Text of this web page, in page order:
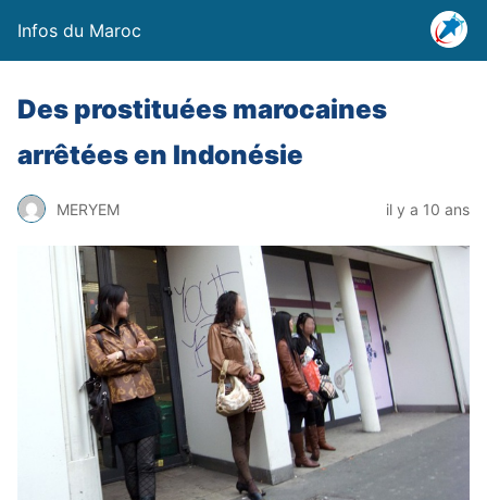
Infos du Maroc
Des prostituées marocaines
arrêtées en Indonésie
MERYEM il y a 10 ans